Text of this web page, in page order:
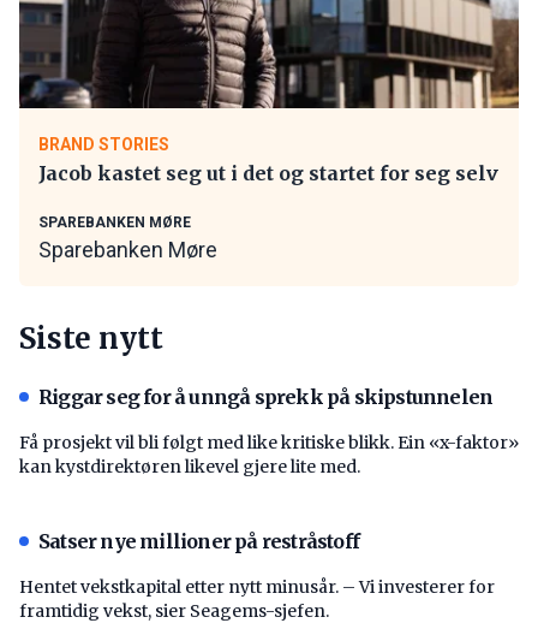
BRAND STORIES
Jacob kastet seg ut i det og startet for seg selv
SPAREBANKEN MØRE
Sparebanken Møre
Siste nytt
Riggar seg for å unngå sprekk på skipstunnelen
Få prosjekt vil bli følgt med like kritiske blikk. Ein «x-faktor»
kan kystdirektøren likevel gjere lite med.
Satser nye millioner på restråstoff
Hentet vekstkapital etter nytt minusår. – Vi investerer for
framtidig vekst, sier Seagems-sjefen.